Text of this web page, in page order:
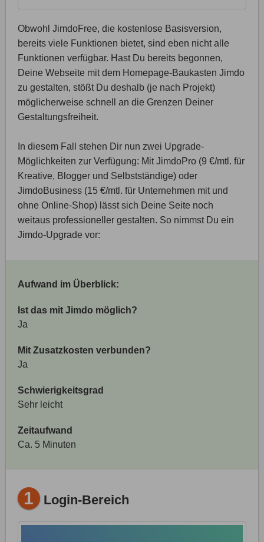
Obwohl JimdoFree, die kostenlose Basisversion,
bereits viele Funktionen bietet, sind eben nicht alle
Funktionen verfügbar. Hast Du bereits begonnen,
Deine Webseite mit dem Homepage-Baukasten Jimdo
zu gestalten, stößt Du deshalb (je nach Projekt)
möglicherweise schnell an die Grenzen Deiner
Gestaltungsfreiheit.
In diesem Fall stehen Dir nun zwei Upgrade-
Möglichkeiten zur Verfügung: Mit JimdoPro (9 €/mtl. für
Kreative, Blogger und Selbstständige) oder
JimdoBusiness (15 €/mtl. für Unternehmen mit und
ohne Online-Shop) lässt sich Deine Seite noch
weitaus professioneller gestalten. So nimmst Du ein
Jimdo-Upgrade vor:
Aufwand im Überblick:
Ist das mit Jimdo möglich?
Ja
Mit Zusatzkosten verbunden?
Ja
Schwierigkeitsgrad
Sehr leicht
Zeitaufwand
Ca. 5 Minuten
1 Login-Bereich